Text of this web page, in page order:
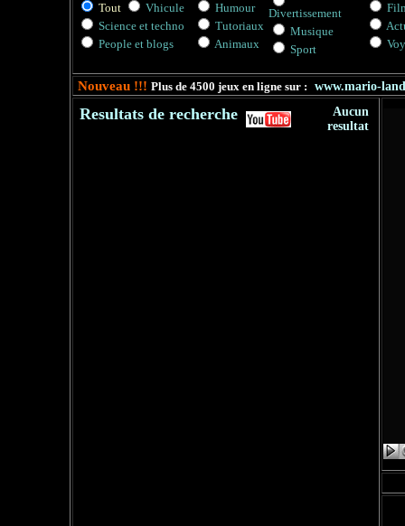
Tout
Vhicule
Science et techno
People et blogs
Humour
Tutoriaux
Animaux
Divertissement
Musique
Sport
Nouveau !!! Plus de 4500 jeux en ligne sur : www.mario-
Resultats de recherche
Aucun
resultat